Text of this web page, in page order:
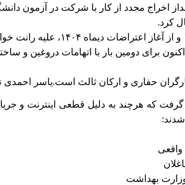
اخراج مجدد از کار با شرکت در آزمون
کرد.
یاسر احمدی نژاد در جریان اعتراضات زن ،
حفاری و ارکان ثالث است.یاسر احمدی
به شکل گسترده شکل گرفت که هرچند به دلیل قطعی
واقعی
بهداشت